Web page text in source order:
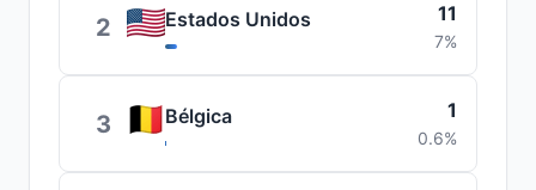
2 Estados Unidos 11
7%
3 Bélgica 1
0.6%